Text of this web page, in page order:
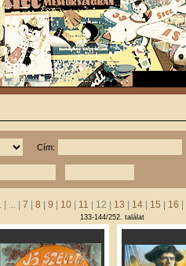
Cím:
| ... | 7 | 8 | 9 | 10| 11 | 12 | 13 | 14| 15 | 16 |
133-144/252. találat